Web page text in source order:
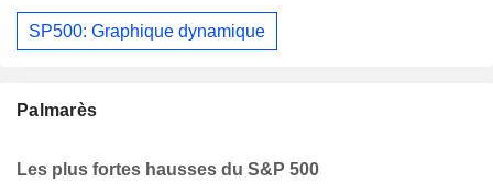
SP500: Graphique dynamique
Palmarès
Les plus fortes hausses du S&P 500